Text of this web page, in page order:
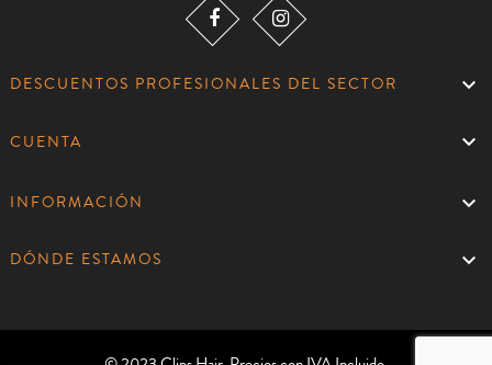
DESCUENTOS PROFESIONALES DEL SECTOR 
CUENTA 
INFORMACIÓN 
DÓNDE ESTAMOS 